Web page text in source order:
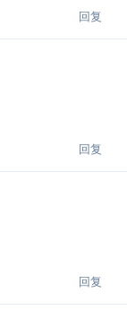
回复
回复
回复